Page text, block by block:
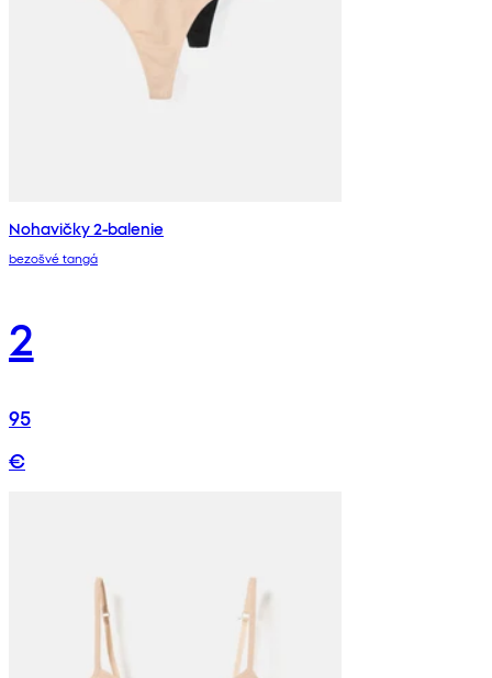
Nohavičky 2-balenie
bezošvé tangá
2
95
€